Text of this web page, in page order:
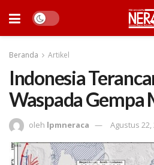
Beranda Artikel
Indonesia
Waspada Gempa
oleh lpmneraca Agustus 22,